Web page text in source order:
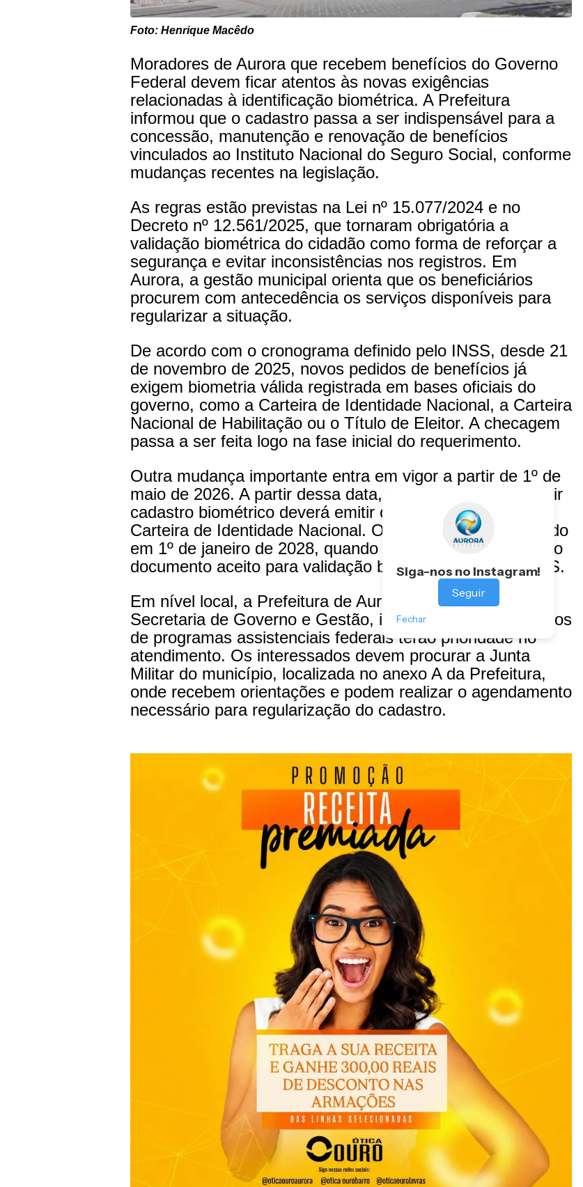
Foto: Henrique Macêdo
Moradores de Aurora que recebem benefícios do Governo
Federal devem ficar atentos às novas exigências
relacionadas à identificação biométrica. A Prefeitura
informou que o cadastro passa a ser indispensável para a
concessão, manutenção e renovação de benefícios
vinculados ao Instituto Nacional do Seguro Social, conforme
mudanças recentes na legislação.
As regras estão previstas na Lei nº 15.077/2024 e no
Decreto nº 12.561/2025, que tornaram obrigatória a
validação biométrica do cidadão como forma de reforçar a
segurança e evitar inconsistências nos registros. Em
Aurora, a gestão municipal orienta que os beneficiários
procurem com antecedência os serviços disponíveis para
regularizar a situação.
De acordo com o cronograma definido pelo INSS, desde 21
de novembro de 2025, novos pedidos de benefícios já
exigem biometria válida registrada em bases oficiais do
governo, como a Carteira de Identidade Nacional, a Carteira
Nacional de Habilitação ou o Título de Eleitor. A checagem
passa a ser feita logo na fase inicial do requerimento.
Outra mudança importante entra em vigor a partir de 1º de
maio de 2026. A partir dessa data, quem ainda não possuir
cadastro biométrico deverá emitir obrigatoriamente a
Carteira de Identidade Nacional. O processo será concluído
em 1º de janeiro de 2028, quando a CIN se tornará o único
documento aceito para validação biométrica junto ao INSS.
Em nível local, a Prefeitura de Aurora, por meio da
Secretaria de Governo e Gestão, informou que beneficiários
de programas assistenciais federais terão prioridade no
atendimento. Os interessados devem procurar a Junta
Militar do município, localizada no anexo A da Prefeitura,
onde recebem orientações e podem realizar o agendamento
necessário para regularização do cadastro.
Siga-nos no Instagram!
Seguir
Fechar